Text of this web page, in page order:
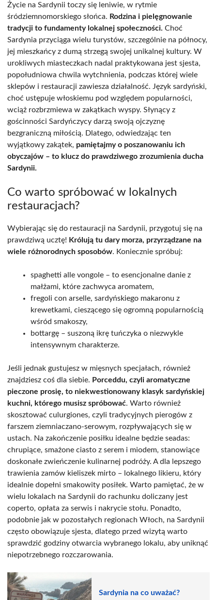
Życie na Sardynii toczy się leniwie, w rytmie
śródziemnomorskiego słońca. Rodzina i pielęgnowanie
tradycji to fundamenty lokalnej społeczności. Choć
Sardynia przyciąga wielu turystów, szczególnie na północy,
jej mieszkańcy z dumą strzegą swojej unikalnej kultury. W
urokliwych miasteczkach nadal praktykowana jest sjesta,
popołudniowa chwila wytchnienia, podczas której wiele
sklepów i restauracji zawiesza działalność. Język sardyński,
choć ustępuje włoskiemu pod względem popularności,
wciąż rozbrzmiewa w zakątkach wyspy. Słynący z
gościnności Sardyńczycy darzą swoją ojczyznę
bezgraniczną miłością. Dlatego, odwiedzając ten
wyjątkowy zakątek, pamiętajmy o poszanowaniu ich
obyczajów – to klucz do prawdziwego zrozumienia ducha
Sardynii.
Co warto spróbować w lokalnych
restauracjach?
Wybierając się do restauracji na Sardynii, przygotuj się na
prawdziwą ucztę! Królują tu dary morza, przyrządzane na
wiele różnorodnych sposobów. Koniecznie spróbuj:
spaghetti alle vongole – to esencjonalne danie z
małżami, które zachwyca aromatem,
fregoli con arselle, sardyńskiego makaronu z
krewetkami, cieszącego się ogromną popularnością
wśród smakoszy,
bottargę – suszoną ikrę tuńczyka o niezwykle
intensywnym charakterze.
Jeśli jednak gustujesz w mięsnych specjałach, również
znajdziesz coś dla siebie. Porceddu, czyli aromatyczne
pieczone prosię, to niekwestionowany klasyk sardyńskiej
kuchni, którego musisz spróbować. Warto również
skosztować culurgiones, czyli tradycyjnych pierogów z
farszem ziemniaczano-serowym, rozpływających się w
ustach. Na zakończenie posiłku idealne będzie seadas:
chrupiące, smażone ciasto z serem i miodem, stanowiące
doskonałe zwieńczenie kulinarnej podróży. A dla lepszego
trawienia zamów kieliszek mirto – lokalnego likieru, który
idealnie dopełni smakowity posiłek. Warto pamiętać, że w
wielu lokalach na Sardynii do rachunku doliczany jest
coperto, opłata za serwis i nakrycie stołu. Ponadto,
podobnie jak w pozostałych regionach Włoch, na Sardynii
często obowiązuje sjesta, dlatego przed wizytą warto
sprawdzić godziny otwarcia wybranego lokalu, aby uniknąć
niepotrzebnego rozczarowania.
Sardynia na co uważać?